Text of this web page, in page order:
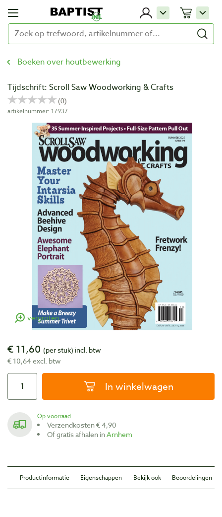
Boeken over houtbewerking
Tijdschrift: Scroll Saw Woodworking & Crafts
artikelnummer: 17937
vergroten
€ 11,60 (per stuk) incl. btw
€ 10,64 excl. btw
In winkelwagen
Op voorraad
Verzendkosten € 4,90
Of gratis afhalen inArnhem
Productinformatie Eigenschappen Bekijk ook Beoordelingen